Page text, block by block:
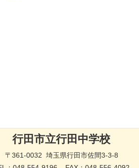
行田市立行田中学校
〒361-0032 埼玉県行田市佐間3-3-8